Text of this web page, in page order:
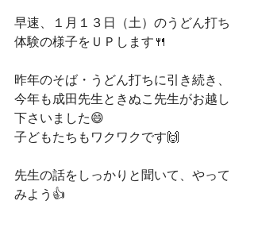
早速、１月１３日（土）のうどん打ち
体験の様子をＵＰします🍴
昨年のそば・うどん打ちに引き続き、
今年も成田先生ときぬこ先生がお越し
下さいました😄
子どもたちもワクワクです🙌
先生の話をしっかりと聞いて、やって
みよう👍